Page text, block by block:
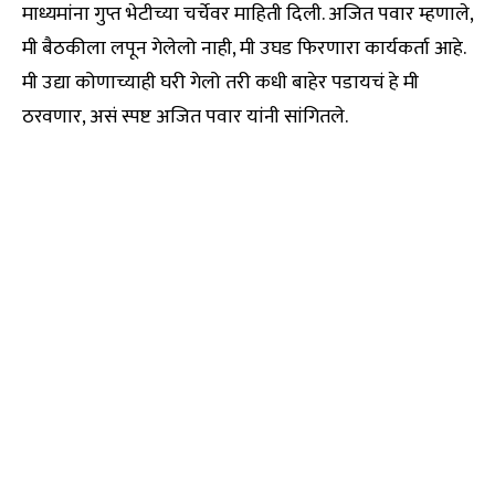
माध्यमांना गुप्त भेटीच्या चर्चेवर माहिती दिली. अजित पवार म्हणाले,
मी बैठकीला लपून गेलेलो नाही, मी उघड फिरणारा कार्यकर्ता आहे.
मी उद्या कोणाच्याही घरी गेलो तरी कधी बाहेर पडायचं हे मी
ठरवणार, असं स्पष्ट अजित पवार यांनी सांगितले.